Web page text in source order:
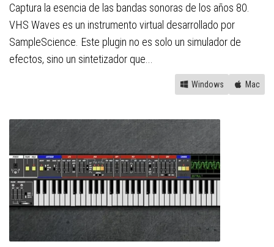
Captura la esencia de las bandas sonoras de los años 80.
VHS Waves es un instrumento virtual desarrollado por
SampleScience. Este plugin no es solo un simulador de
efectos, sino un sintetizador que...
Windows Mac